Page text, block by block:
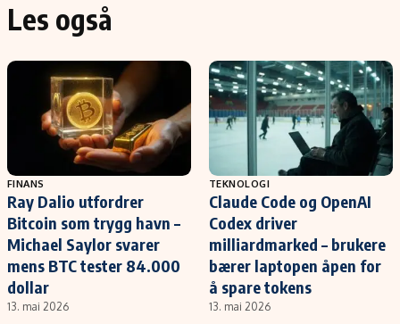
Les også
FINANS
Ray Dalio utfordrer
Bitcoin som trygg havn –
Michael Saylor svarer
mens BTC tester 84.000
dollar
13. mai 2026
TEKNOLOGI
Claude Code og OpenAI
Codex driver
milliardmarked – brukere
bærer laptopen åpen for
å spare tokens
13. mai 2026